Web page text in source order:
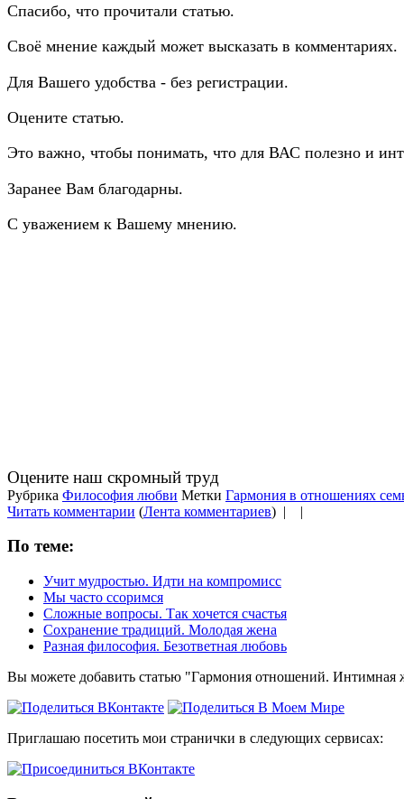
Спасибо, что прочитали статью.
Своё мнение каждый может высказать в комментариях.
Для Вашего удобства - без регистрации.
Оцените статью.
Это важно, чтобы понимать, что для ВАС полезно и
Заранее Вам благодарны.
С уважением к Вашему мнению.
Оцените наш скромный труд
Рубрика Философия любви Метки Гармония в отношениях
Читать комментарии (Лента комментариев) | |
По теме:
Учит мудростью. Идти на компромисс
Мы часто ссоримся
Сложные вопросы. Так хочется счастья
Сохранение традиций. Молодая жена
Разная философия. Безответная любовь
Вы можете добавить статью "Гармония отношений. Интимная
Приглашаю посетить мои странички в следующих сервисах: